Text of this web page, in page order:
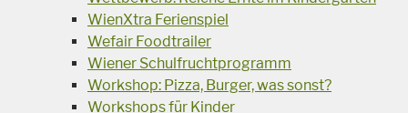
WienXtra Ferienspiel
Wefair Foodtrailer
Wiener Schulfruchtprogramm
Workshop: Pizza, Burger, was sonst?
Workshops für Kinder